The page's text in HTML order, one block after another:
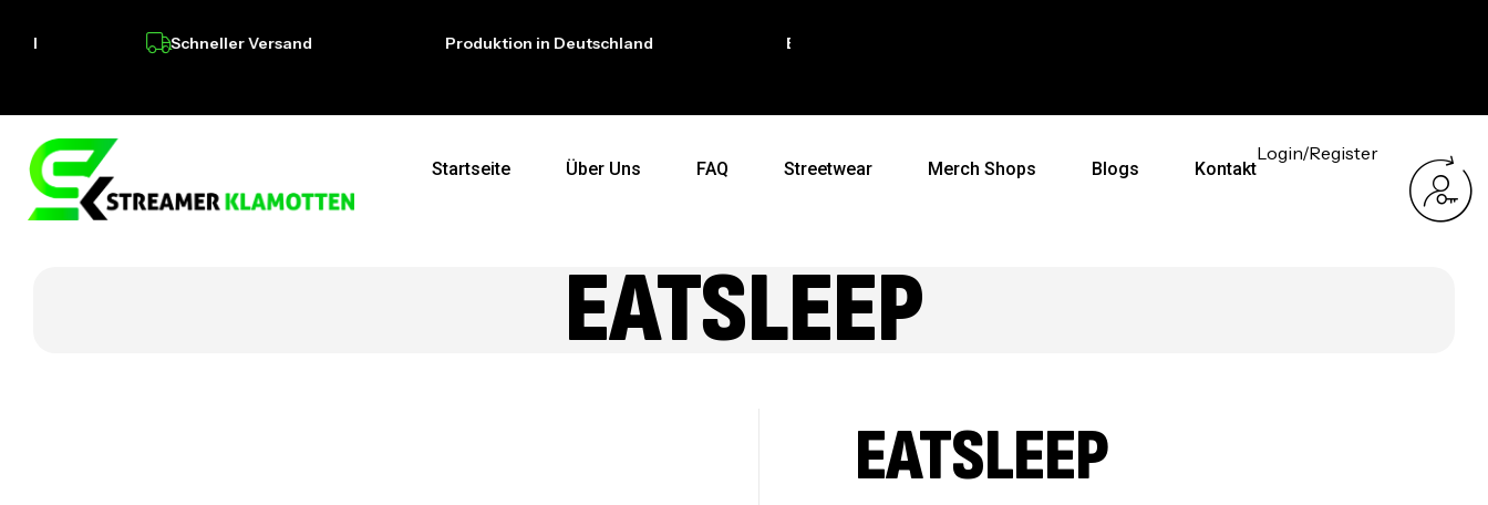
Schneller Versand Produktion in Deutschland Exklusive auf dich abgestimmt
Startseite Über Uns FAQ Streetwear Merch Shops Blogs Kontakt
Login/Register
EATSLEEP
EATSLEEP